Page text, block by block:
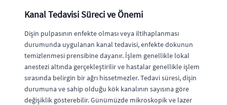
Kanal Tedavisi Süreci ve Önemi
Dişin pulpasının enfekte olması veya iltihaplanması
durumunda uygulanan kanal tedavisi, enfekte dokunun
temizlenmesi prensibine dayanır. İşlem genellikle lokal
anestezi altında gerçekleştirilir ve hastalar genellikle işlem
sırasında belirgin bir ağrı hissetmezler. Tedavi süresi, dişin
durumuna ve sahip olduğu kök kanalının sayısına göre
değişiklik gösterebilir. Günümüzde mikroskopik ve lazer